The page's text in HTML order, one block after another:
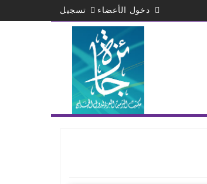
دخول الأعضاء تسجيل